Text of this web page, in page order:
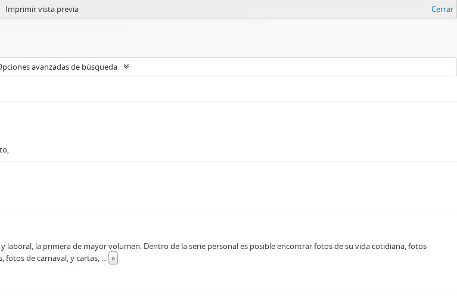
Imprimir vista previa Cerrar
avanzadas de búsqueda
laboral, la primera de mayor volumen. Dentro de la serie personal es posible encontrar fotos de su vida cotidiana, fotos
fotos de carnaval, y cartas, ... »